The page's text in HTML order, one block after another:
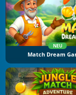
NEU
Match Dream